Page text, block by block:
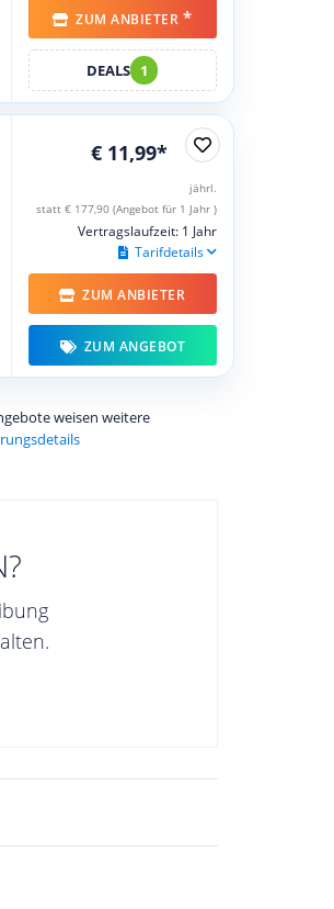
ZUM ANBIETER *
DEALS 1
€ 11,99*
jährl.
statt € 177,90 (Angebot für 1 Jahr )
Vertragslaufzeit: 1 Jahr
Tarifdetails
ZUM ANBIETER
ZUM ANGEBOT
weisen weitere